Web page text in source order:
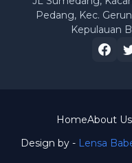
Pedang, Kec.
Kepulauan
Design by - Lensa
HomeAbout Us